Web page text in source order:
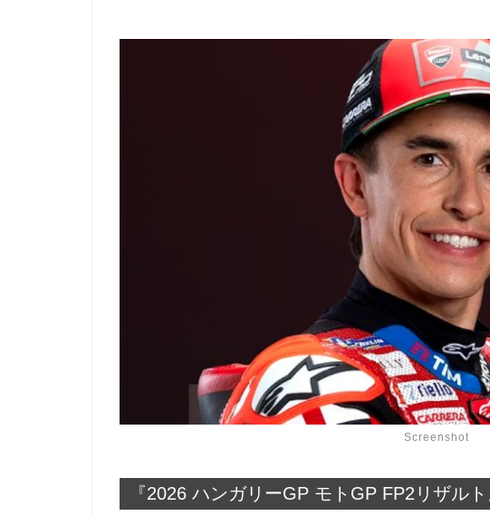
Screenshot
『2026 ハンガリーGP モトGP FP2リザルト